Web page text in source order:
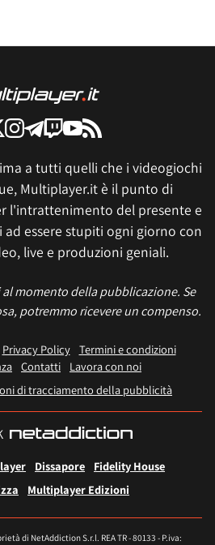
a tutti quelli che i videogiochi
Multiplayer.it è il punto di
l'intrattenimento del presente e
essere stupiti ogni giorno con
live e produzioni geniali.
momento della pubblicazione. Se
potremmo ricevere un compenso.
Privacy Policy
Termini e condizioni
Contatti
Lavora con noi
di tracciamento della pubblicità
Dissapore
Fidelity House
Multiplayer Edizioni
di NetAddiction S.r.l. REA TR - 80133 - P.iva: